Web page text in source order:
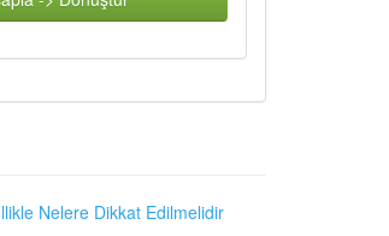
Nelere Dikkat Edilmelidir